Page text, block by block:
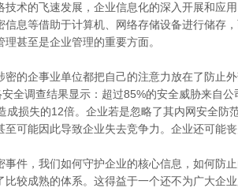
技术的飞速发展，企业信息化的深入开展和应
信息等借助于计算机、网络存储设备进行储存
甚至是企业管理的重要方面。
密的企事业单位都把自己的注意力放在了防
全调查结果显示：超过85%的安全威胁来自
成损失的12倍。企业若是忽略了其内网安全
可能因此导致企业失去竞争力。企业还可能
事件，我们如何守护企业的核心信息，如何防
比较成熟的体系。这得益于一个还不为广大